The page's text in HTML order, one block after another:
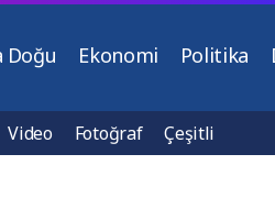
Doğu Ekonomi Politika
Video Fotoğraf Çeşitli